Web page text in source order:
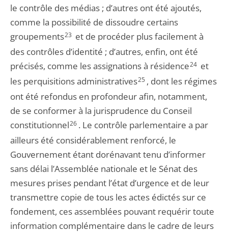
le contrôle des médias ; d’autres ont été ajoutés,
comme la possibilité de dissoudre certains
groupements23 et de procéder plus facilement à
des contrôles d’identité ; d’autres, enfin, ont été
précisés, comme les assignations à résidence24et
les perquisitions administratives25, dont les régimes
ont été refondus en profondeur afin, notamment,
de se conformer à la jurisprudence du Conseil
constitutionnel26. Le contrôle parlementaire a par
ailleurs été considérablement renforcé, le
Gouvernement étant dorénavant tenu d’informer
sans délai l’Assemblée nationale et le Sénat des
mesures prises pendant l’état d’urgence et de leur
transmettre copie de tous les actes édictés sur ce
fondement, ces assemblées pouvant requérir toute
information complémentaire dans le cadre de leurs